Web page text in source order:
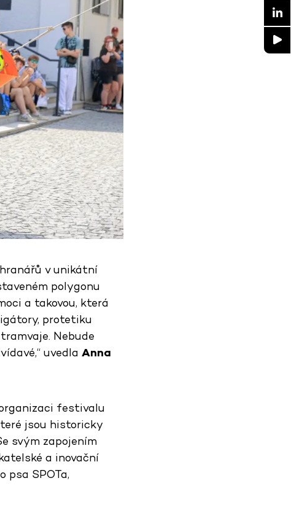
v unikátní
polygonu
a takovou, která
protetiku
Nebude
uvedla Anna
festivalu
jsou historicky
svým zapojením
a inovační
SPOTa,